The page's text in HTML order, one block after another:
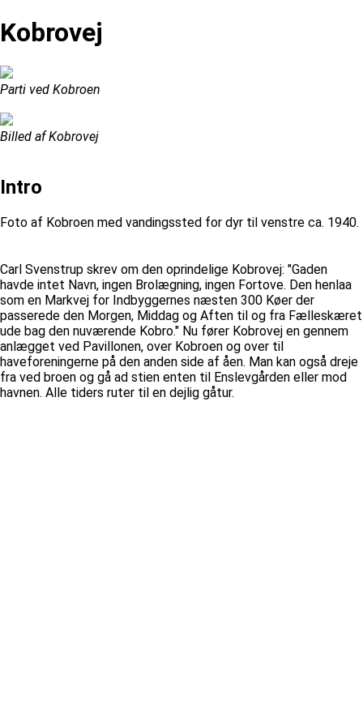
Kobrovej
Parti ved Kobroen
Billed af Kobrovej
Intro
Foto af Kobroen med vandingssted for dyr til venstre ca. 1940.
Carl Svenstrup skrev om den oprindelige Kobrovej: "Gaden
havde intet Navn, ingen Brolægning, ingen Fortove. Den henlaa
som en Markvej for Indbyggernes næsten 300 Køer der
passerede den Morgen, Middag og Aften til og fra Fælleskæret
ude bag den nuværende Kobro." Nu fører Kobrovej en gennem
anlægget ved Pavillonen, over Kobroen og over til
haveforeningerne på den anden side af åen. Man kan også dreje
fra ved broen og gå ad stien enten til Enslevgården eller mod
havnen. Alle tiders ruter til en dejlig gåtur.